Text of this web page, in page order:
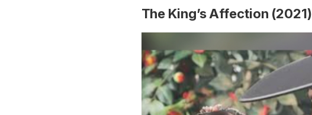
The King’s Affection (2021)